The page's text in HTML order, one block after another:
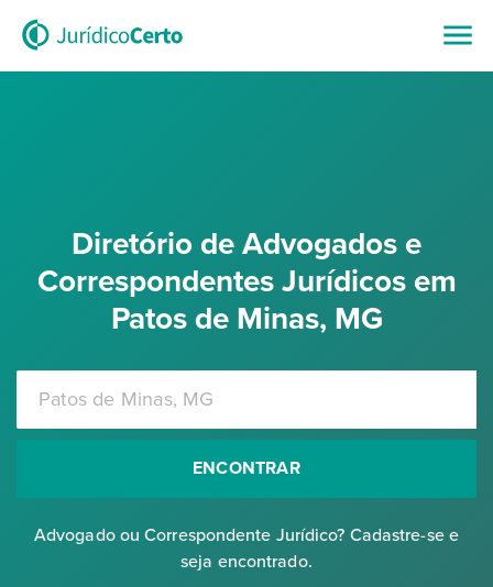
Diretório de Advogados e
Correspondentes Jurídicos em
Patos de Minas, MG
ENCONTRAR
Advogado ou Correspondente Jurídico? Cadastre-se e
seja encontrado.